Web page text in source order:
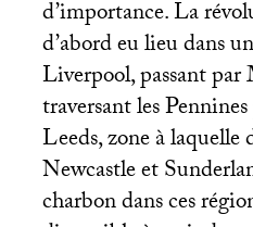
d’importance. La
d’abord eu lieu dans
Liverpool, passant par
traversant les
Leeds, zone à laquelle
Newcastle et
charbon dans ces